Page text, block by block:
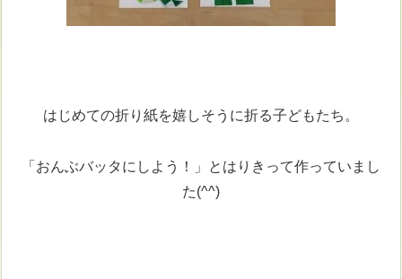
はじめての折り紙を嬉しそうに折る子どもたち。
「おんぶバッタにしよう！」とはりきって作っていまし
た(^^)